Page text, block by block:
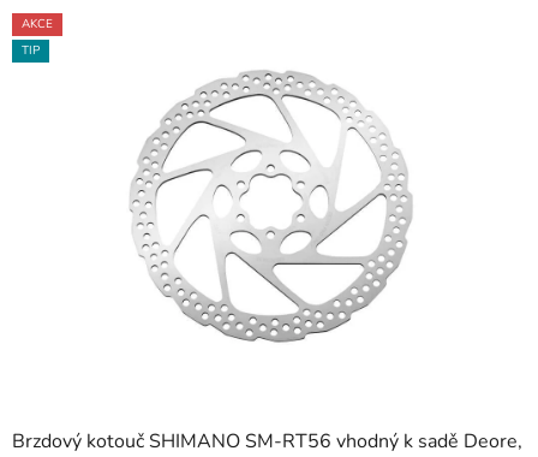
Brzdový kotouč SHIMANO SM-RT56 vhodný k sadě Deore,
produktu
je
AKCE
TIP